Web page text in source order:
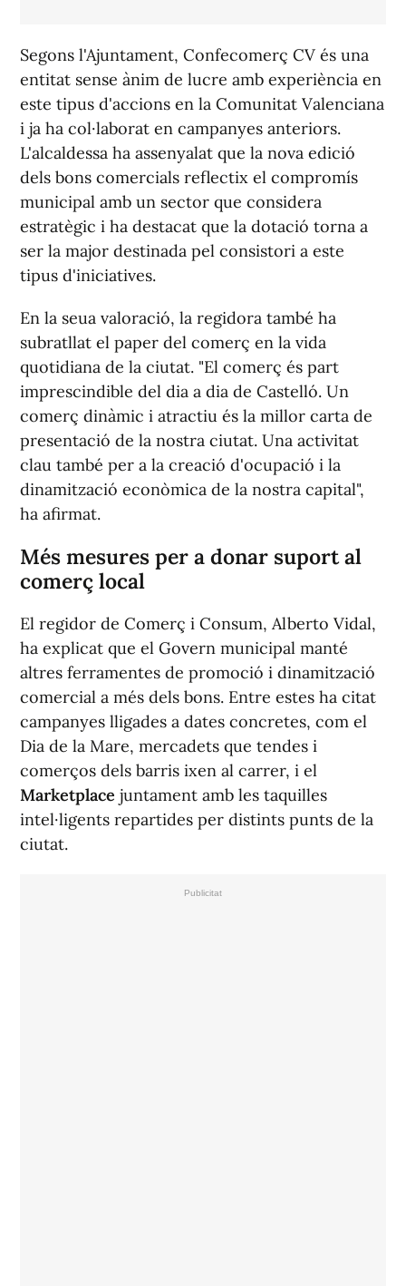
Segons l'Ajuntament, Confecomerç CV és una
entitat sense ànim de lucre amb experiència en
este tipus d'accions en la Comunitat Valenciana
i ja ha col·laborat en campanyes anteriors.
L'alcaldessa ha assenyalat que la nova edició
dels bons comercials reflectix el compromís
municipal amb un sector que considera
estratègic i ha destacat que la dotació torna a
ser la major destinada pel consistori a este
tipus d'iniciatives.
En la seua valoració, la regidora també ha
subratllat el paper del comerç en la vida
quotidiana de la ciutat. "El comerç és part
imprescindible del dia a dia de Castelló. Un
comerç dinàmic i atractiu és la millor carta de
presentació de la nostra ciutat. Una activitat
clau també per a la creació d'ocupació i la
dinamització econòmica de la nostra capital",
ha afirmat.
Més mesures per a donar suport al
comerç local
El regidor de Comerç i Consum, Alberto Vidal,
ha explicat que el Govern municipal manté
altres ferramentes de promoció i dinamització
comercial a més dels bons. Entre estes ha citat
campanyes lligades a dates concretes, com el
Dia de la Mare, mercadets que tendes i
comerços dels barris ixen al carrer, i el
Marketplace juntament amb les taquilles
intel·ligents repartides per distints punts de la
ciutat.